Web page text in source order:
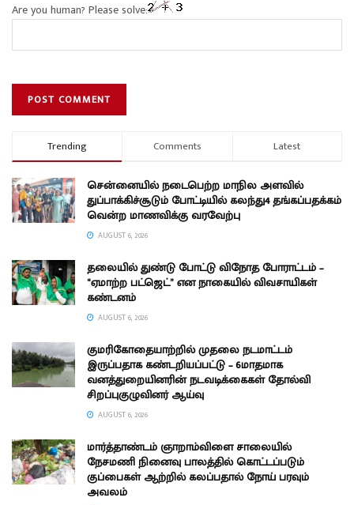
Are you human? Please solve:
Trending Comments Latest
சென்னையில் நடைபெற்ற மாநில அளவில்
துப்பாக்கிச்சூடும் போட்டியில் கலந்து4 தங்கப்பதக்கம்
வென்ற மாணவிக்கு வரவேற்பு
AUGUST 6, 2026
தலையில் துண்டு போட்டு விநோத போராட்டம் –
“ஏமாற்ற பட்ஜெட்” என நாகையில் விவசாயிகள்
கண்டனம்
AUGUST 6, 2026
குமரிகோதையாற்றில் முதலை நடமாட்டம்
இருப்பதாக கண்டறியப்பட்டு – 6மாதமாக
வனத்துறையினரின் நடவடிக்கைகள் தோல்வி
சிறப்புகுழுவினர் ஆய்வு
AUGUST 6, 2026
மார்த்தாண்டம் ஞாறாம்விளை சாலையில்
நேசமணி நினைவு பாலத்தில் கொட்டப்படும்
குப்பைகள் ஆற்றில் கலப்பதால் நோய் பரவும்
அவலம்